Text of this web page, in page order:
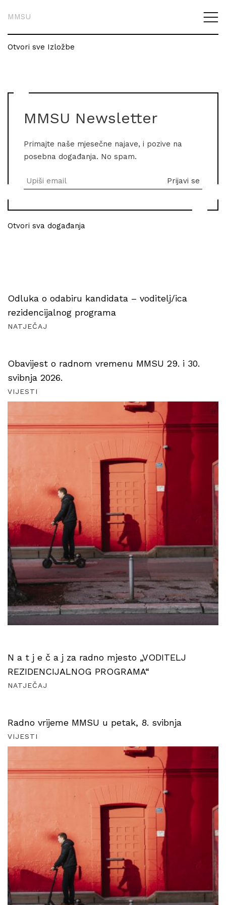
MMSU
Otvori sve Izložbe
MMSU Newsletter
Primajte naše mjesečne najave, i pozive na
posebna događanja. No spam.
Otvori sva događanja
Odluka o odabiru kandidata – voditelj/ica
rezidencijalnog programa
NATJEČAJ
Obavijest o radnom vremenu MMSU 29. i 30.
svibnja 2026.
VIJESTI
N a t j e č a j za radno mjesto „VODITELJ
REZIDENCIJALNOG PROGRAMA“
NATJEČAJ
Radno vrijeme MMSU u petak, 8. svibnja
VIJESTI